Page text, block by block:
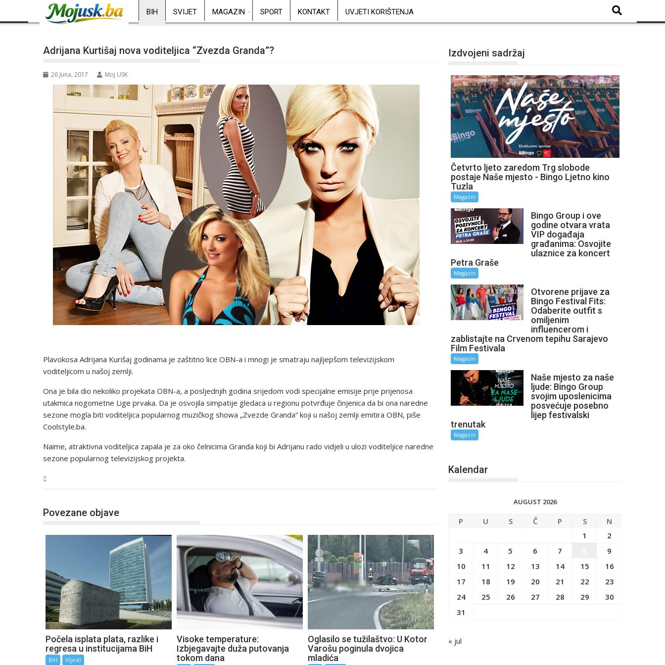
BIH SVIJET MAGAZIN SPORT KONTAKT UVJETI KORIŠTENJA
Adrijana Kurtišaj nova voditeljica “Zvezda Granda”?
26 Juna, 2017 Moj USK
Plavokosa Adrijana Kurišaj godinama je zaštitno lice OBN-a i mnogi je smatraju najljepšom televizijskom
voditeljicom u našoj zemlji.
Ona je bila dio nekoliko projekata OBN-a, a posljednjih godina srijedom vodi specijalne emisije prije prijenosa
utakmica nogometne Lige prvaka. Da je osvojila simpatije gledaca u regionu potvrđuje činjenica da bi ona naredne
sezone mogla biti voditeljica popularnog muzičkog showa „Zvezde Granda“ koji u našoj zemlji emitira OBN, piše
Coolstyle.ba.
Naime, atraktivna voditeljica zapala je za oko čelnicima Granda koji bi Adrijanu rado vidjeli u ulozi voditeljice naredne
sezone popularnog televizijskog projekta.
Povezane objave
Počela isplata plata, razlike i
regresa u institucijama BiH
BiH Vijesti
Visoke temperature:
Izbjegavajte duža putovanja
tokom dana
Oglasilo se tužilaštvo: U Kotor
Varošu poginula dvojica
mladića
Izdvojeni sadržaj
Četvrto ljeto zaredom Trg slobode
postaje Naše mjesto - Bingo Ljetno kino
Tuzla
Magazin
Bingo Group i ove
godine otvara vrata
VIP događaja
građanima: Osvojite
ulaznice za koncert
Petra Graše
Magazin
Otvorene prijave za
Bingo Festival Fits:
Odaberite outfit s
omiljenim
influencerom i
zablistajte na Crvenom tepihu Sarajevo
Film Festivala
Magazin
Naše mjesto za naše
ljude: Bingo Group
svojim uposlenicima
posvećuje posebno
lijep festivalski
trenutak
Magazin
Kalendar
AUGUST 2026
P U S Č P S
N
1
2
3
4 5 6 7
9
10
11 12 13 14 15
16
17
18 19 20 21 22
23
24
25 26 27 28 29
30
31
« jul